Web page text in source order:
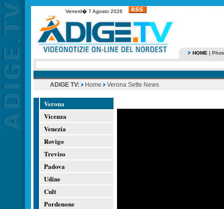
Venerd� 7 Agosto 2026
HOME |
ADIGE TV: Home Verona Sette News
Verona
Vicenza
Venezia
Rovigo
Treviso
Padova
Udine
Cult
Pordenone